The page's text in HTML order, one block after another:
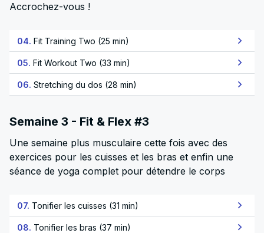
Accrochez-vous !
04. Fit Training Two (25 min)
05. Fit Workout Two (33 min)
06. Stretching du dos (28 min)
Semaine 3 - Fit & Flex #3
Une semaine plus musculaire cette fois avec des
exercices pour les cuisses et les bras et enfin une
séance de yoga complet pour détendre le corps
07. Tonifier les cuisses (31 min)
08. Tonifier les bras (37 min)